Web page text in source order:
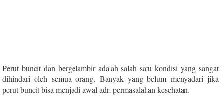
Perut buncit dan bergelambir adalah salah satu kondisi yang sangat
dihindari oleh semua orang. Banyak yang belum menyadari jika
perut buncit bisa menjadi awal adri permasalahan kesehatan.